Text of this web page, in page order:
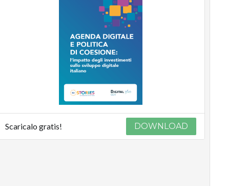
Scaricalo gratis! DOWNLOAD